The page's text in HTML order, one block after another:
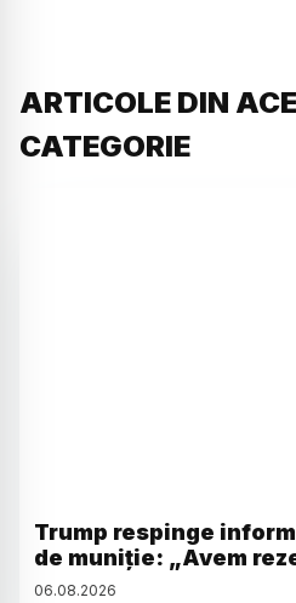
ARTICOLE DIN
CATEGORIE
Trump respinge
de muniție: „Avem
06.08.2026